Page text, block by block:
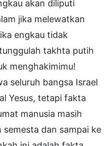
akan diliputi
jika melewatkan
engkau tidak
takhta putih
menghakimimu!
seluruh bangsa Israel
Yesus, tetapi fakta
manusia masih
dan sampai ke